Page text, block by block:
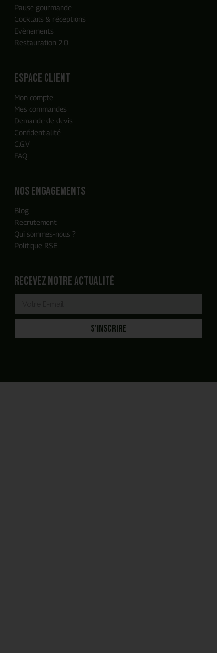
Notre équipe reviendra vers vous
en moins de 24h, c'est promis
Pause gourmande
Cocktails & réceptions
Evènements
Restauration 2.0
espace client
Mon compte
Mes commandes
Demande de devis
Confidentialité
C.G.V
FAQ
Nos engagements
Blog
Recrutement
Qui sommes-nous ?
Politique RSE
Recevez notre actualité
S'INSCRIRE